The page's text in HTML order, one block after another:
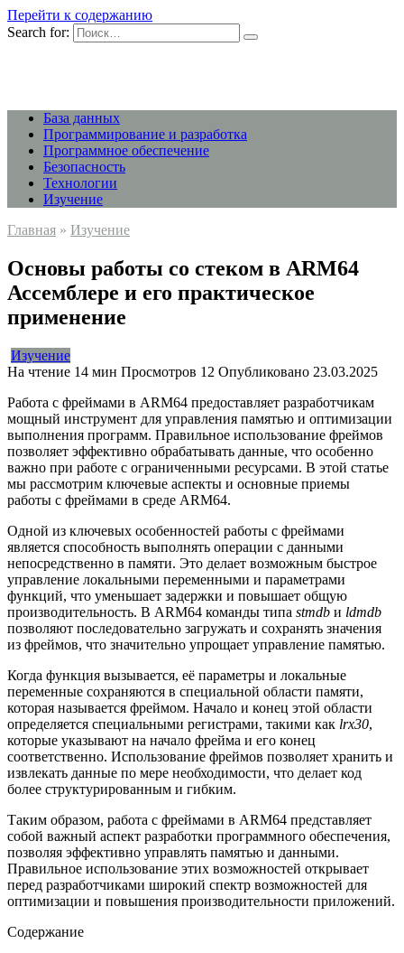
Перейти к содержанию
Search for:
База данных
Программирование и разработка
Программное обеспечение
Безопасность
Технологии
Изучение
Главная » Изучение
Основы работы со стеком в ARM64
Ассемблере и его практическое
применение
Изучение
На чтение 14 мин Просмотров 12 Опубликовано 23.03.2025
Работа с фреймами в ARM64 предоставляет разработчикам
мощный инструмент для управления памятью и оптимизации
выполнения программ. Правильное использование фреймов
позволяет эффективно обрабатывать данные, что особенно
важно при работе с ограниченными ресурсами. В этой статье
мы рассмотрим ключевые аспекты и основные приемы
работы с фреймами в среде ARM64.
Одной из ключевых особенностей работы с фреймами
является способность выполнять операции с данными
непосредственно в памяти. Это делает возможным быстрое
управление локальными переменными и параметрами
функций, что уменьшает задержки и повышает общую
производительность. В ARM64 команды типа stmdb и ldmdb
позволяют последовательно загружать и сохранять значения
из фреймов, что значительно упрощает управление памятью.
Когда функция вызывается, её параметры и локальные
переменные сохраняются в специальной области памяти,
которая называется фреймом. Начало и конец этой области
определяется специальными регистрами, такими как lrx30,
которые указывают на начало фрейма и его конец
соответственно. Использование фреймов позволяет хранить и
извлекать данные по мере необходимости, что делает код
более структурированным и гибким.
Таким образом, работа с фреймами в ARM64 представляет
собой важный аспект разработки программного обеспечения,
позволяя эффективно управлять памятью и данными.
Правильное использование этих возможностей открывает
перед разработчиками широкий спектр возможностей для
оптимизации и повышения производительности приложений.
Содержание